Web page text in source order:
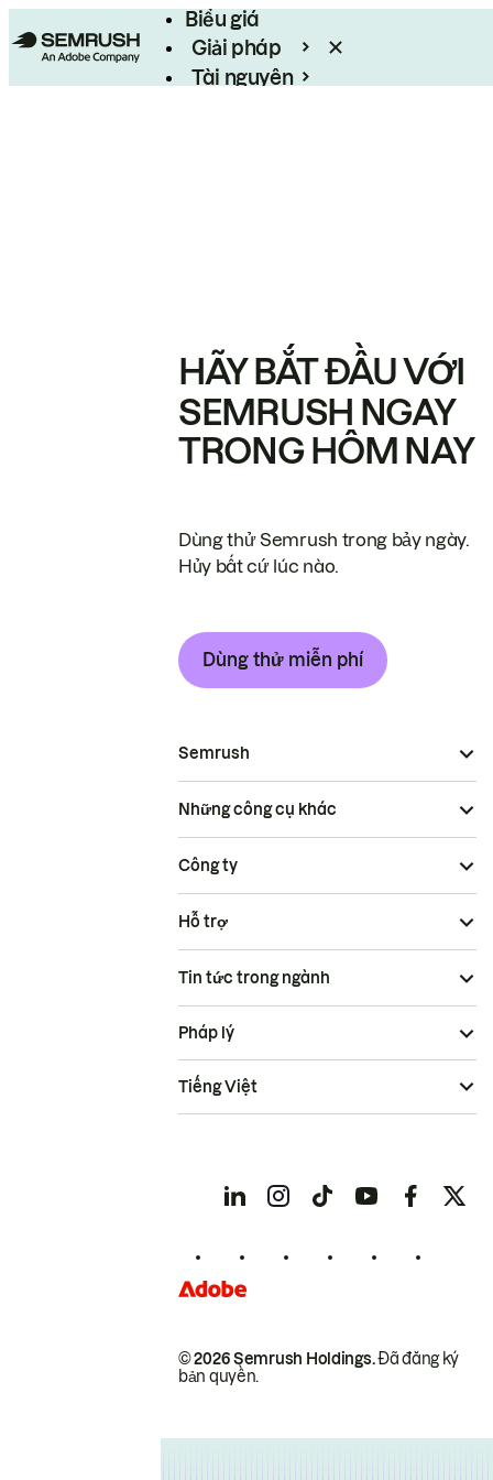
Biểu giá
Giải pháp
Tài nguyên
HÃY BẮT ĐẦU VỚI
SEMRUSH NGAY
TRONG HÔM NAY
Dùng thử Semrush trong bảy ngày.
Hủy bất cứ lúc nào.
Dùng thử miễn phí
Semrush
Những công cụ khác
Công ty
Hỗ trợ
Tin tức trong ngành
© 2026 Semrush Holdings.Đã đăng ký
bản quyền.
Pháp lý
Tiếng Việt